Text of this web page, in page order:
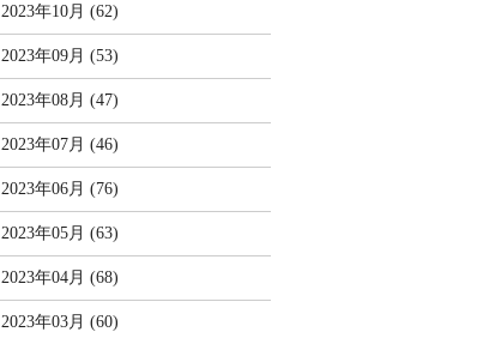
2023年10月 (62)
2023年09月 (53)
2023年08月 (47)
2023年07月 (46)
2023年06月 (76)
2023年05月 (63)
2023年04月 (68)
2023年03月 (60)